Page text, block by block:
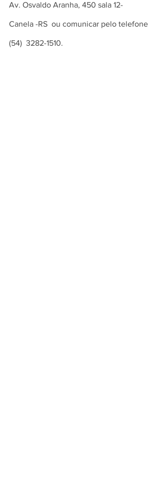
Av. Osvaldo Aranha, 450 sala 12-
Canela -RS  ou comunicar pelo telefone
(54)  3282-1510.